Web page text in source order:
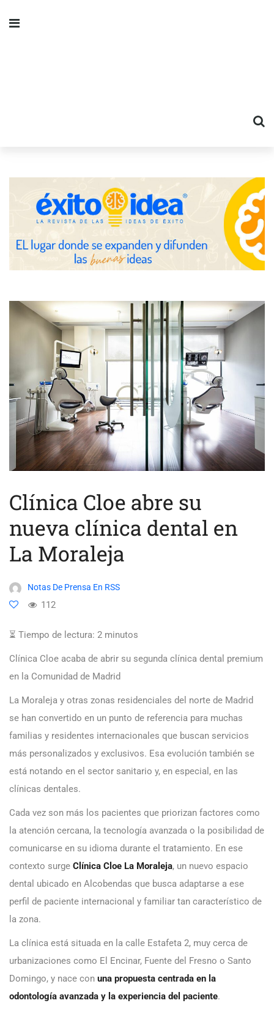
Clínica Cloe abre su
nueva clínica dental en
La Moraleja
Notas De Prensa En RSS
112
⏳ Tiempo de lectura: 2 minutos
Clínica Cloe acaba de abrir su segunda clínica dental premium
en la Comunidad de Madrid
La Moraleja y otras zonas residenciales del norte de Madrid
se han convertido en un punto de referencia para muchas
familias y residentes internacionales que buscan servicios
más personalizados y exclusivos. Esa evolución también se
está notando en el sector sanitario y, en especial, en las
clínicas dentales.
Cada vez son más los pacientes que priorizan factores como
la atención cercana, la tecnología avanzada o la posibilidad de
comunicarse en su idioma durante el tratamiento. En ese
contexto surge Clínica Cloe La Moraleja, un nuevo espacio
dental ubicado en Alcobendas que busca adaptarse a ese
perfil de paciente internacional y familiar tan característico de
la zona.
La clínica está situada en la calle Estafeta 2, muy cerca de
urbanizaciones como El Encinar, Fuente del Fresno o Santo
Domingo, y nace con una propuesta centrada en la
odontología avanzada y la experiencia del paciente.